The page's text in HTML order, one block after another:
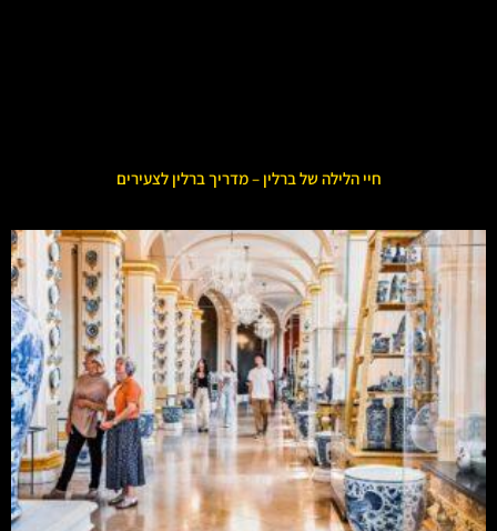
חיי הלילה של ברלין – מדריך ברלין לצעירים